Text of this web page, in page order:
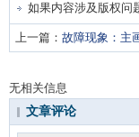
如果内容涉及版权问
上一篇： 故障现象：主
无相关信息
文章评论